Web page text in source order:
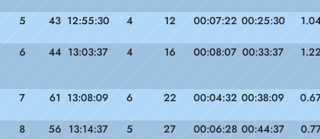
5 43 12:55:30 4 12 00:07:22 00:25:30
6 44 13:03:37 4 16 00:08:07 00:33:37
7 61 13:08:09 6 22 00:04:32 00:38:09
8 56 13:14:37 5 27 00:06:28 00:44:37